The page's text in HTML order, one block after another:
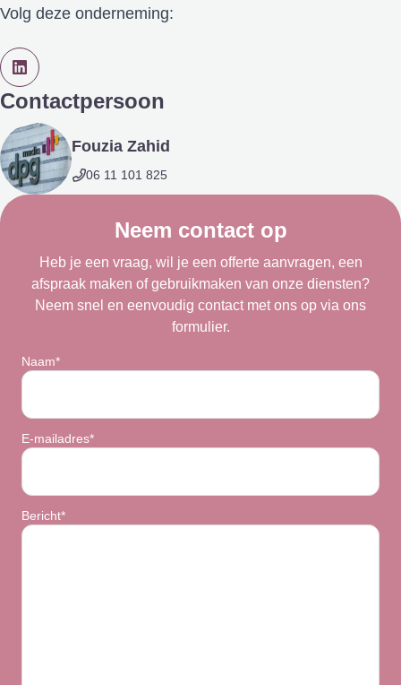
Volg deze onderneming:
Contactpersoon
Fouzia Zahid
06 11 101 825
Neem contact op
Heb je een vraag, wil je een offerte aanvragen, een
afspraak maken of gebruikmaken van onze diensten?
Neem snel en eenvoudig contact met ons op via ons
formulier.
Naam*
E-mailadres*
Bericht*